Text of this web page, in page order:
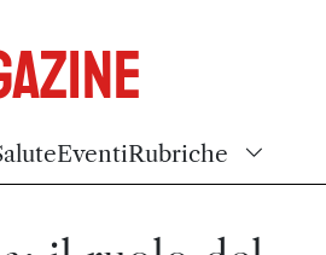
EventiRubriche